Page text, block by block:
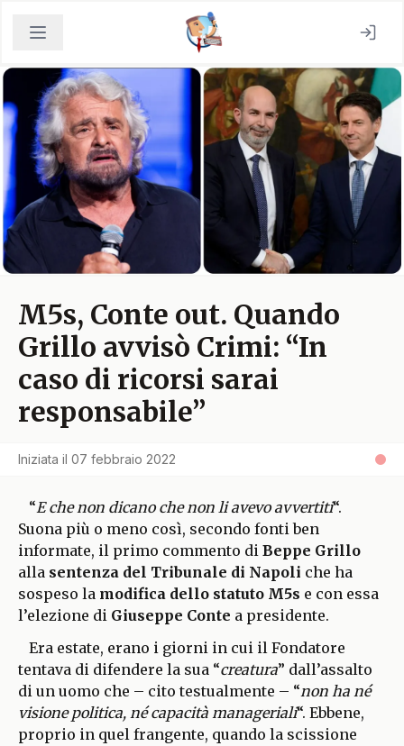
M5s, Conte out. Quando
Grillo avvisò Crimi: “In
caso di ricorsi sarai
responsabile”
Iniziata il 07 febbraio 2022
“E che non dicano che non li avevo avvertiti“.
Suona più o meno così, secondo fonti ben
informate, il primo commento di Beppe Grillo
alla sentenza del Tribunale di Napoli che ha
sospeso la modifica dello statuto M5s e con essa
l’elezione di Giuseppe Conte a presidente.
Era estate, erano i giorni in cui il Fondatore
tentava di difendere la sua “creatura” dall’assalto
di un uomo che – cito testualmente – “non ha né
visione politica, né capacità manageriali“. Ebbene,
proprio in quel frangente, quando la scissione